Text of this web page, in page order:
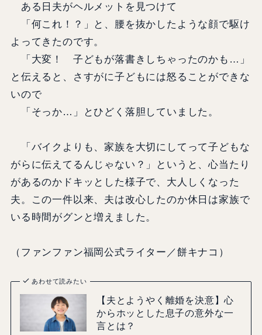
ある日夫がヘルメットを見つけて
「何これ！？」と、腰を抜かしたような顔で駆け
よってきたのです。
「大変！ 子どもが落書きしちゃったのかも…」
と伝えると、さすがに子どもには怒ることができな
いので
「そっか…」とひどく落胆していました。
「バイクよりも、家族を大切にしてって子どもな
がらに伝えてるんじゃない？」というと、心当たり
があるのかドキッとした様子で、大人しくなった
夫。この一件以来、夫は改心したのか休日は家族で
いる時間がグンと増えました。
（ファンファン福岡公式ライター／餅キナコ）
あわせて読みたい
【夫とようやく離婚を決意】心
からホッとした息子の意外な一
言とは？